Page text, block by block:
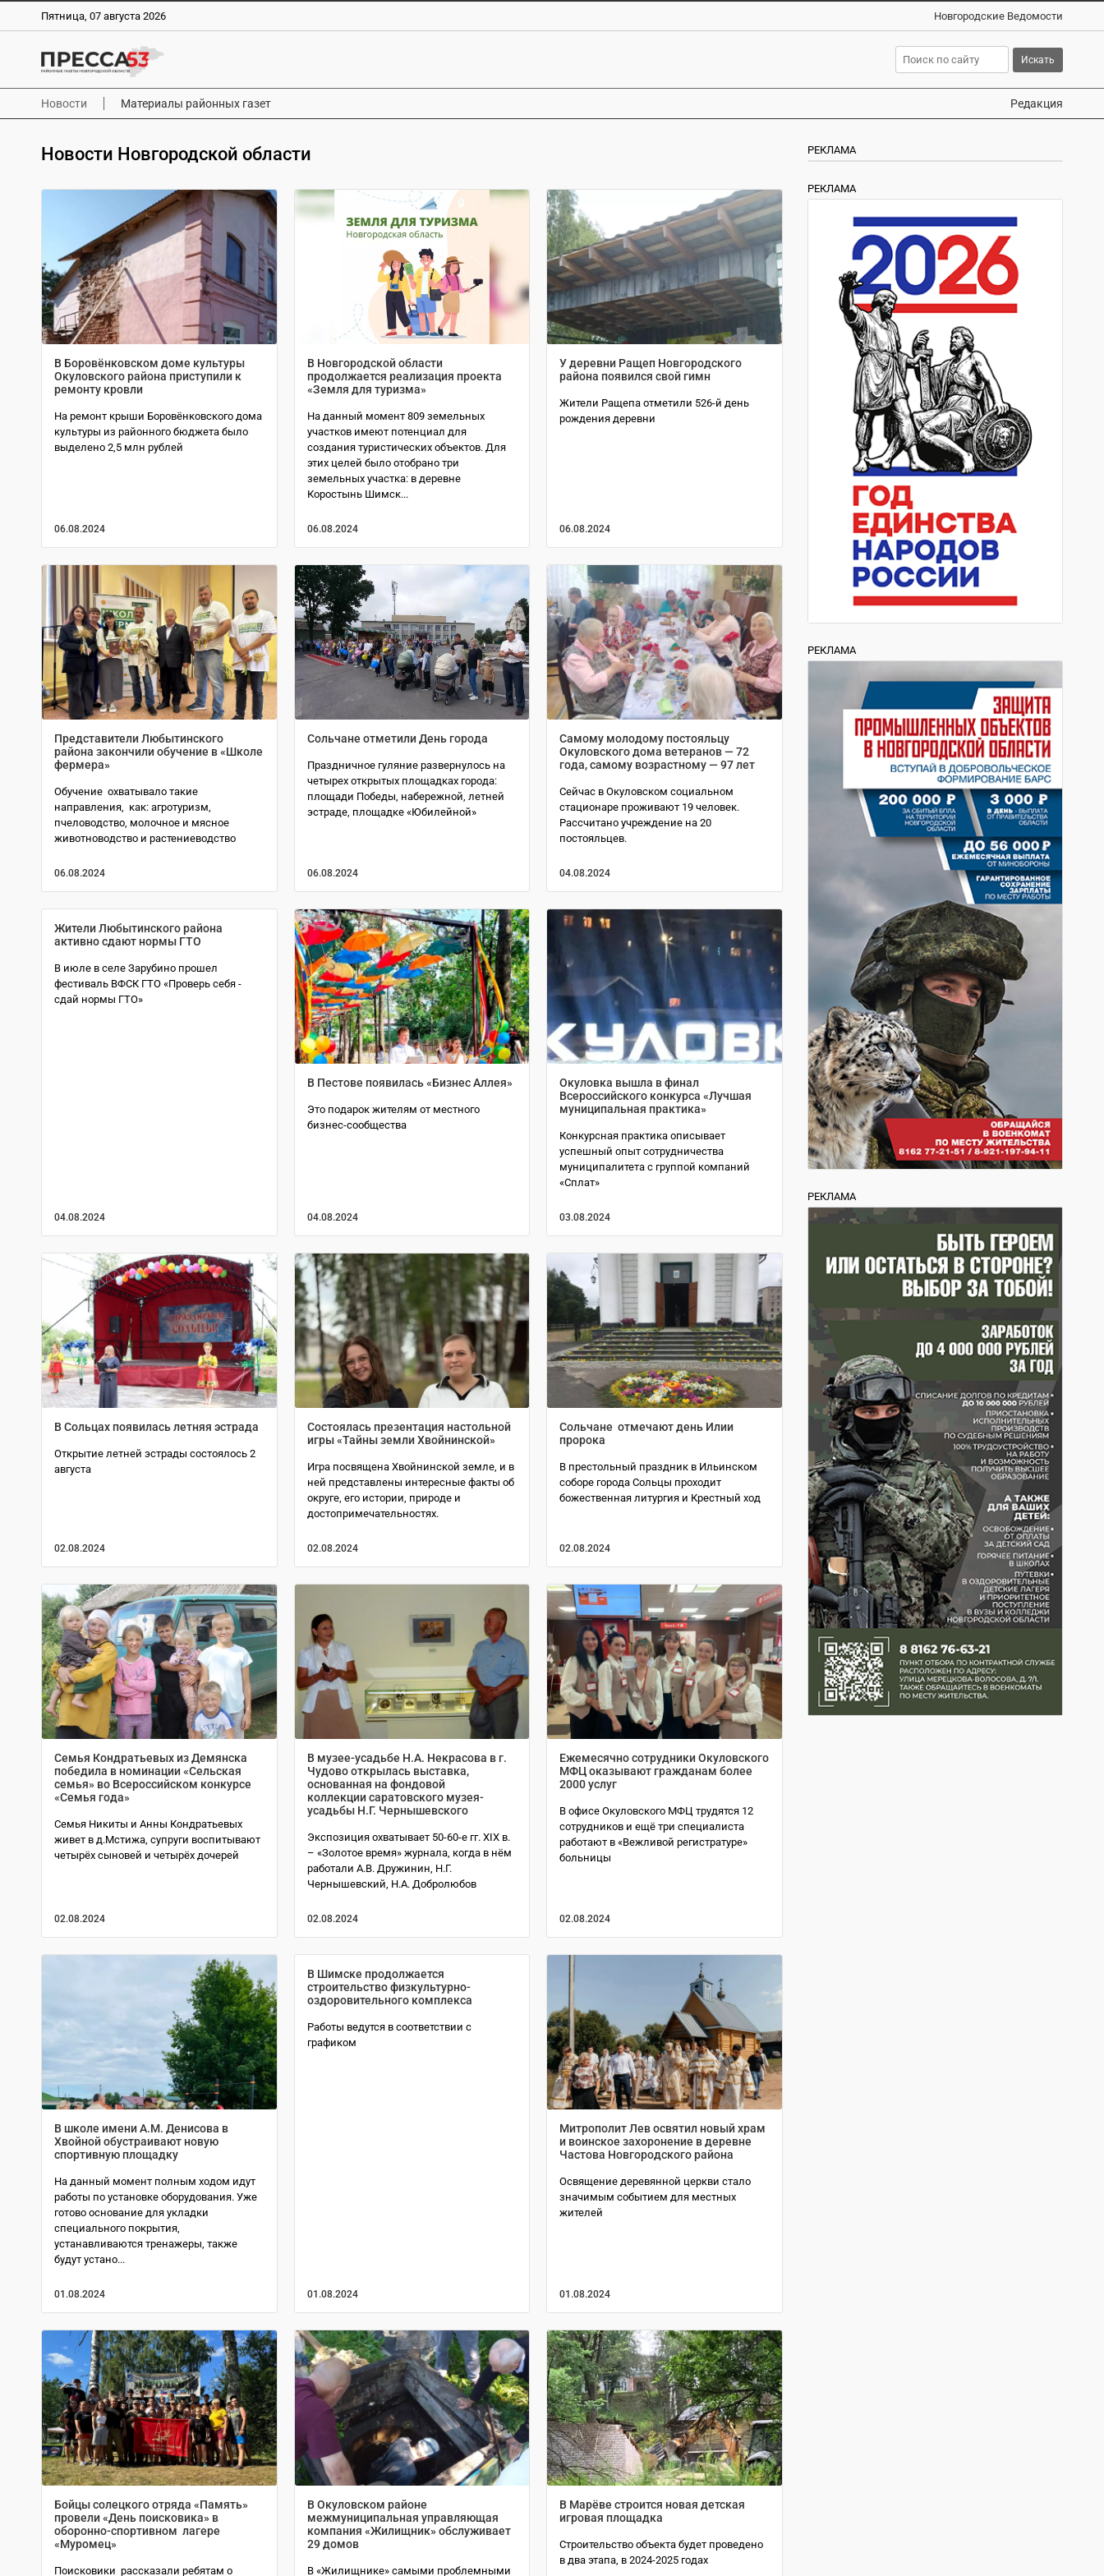
Пятница, 07 августа 2026 Новгородские Ведомости
Новости Материалы районных газет Редакция
Новости Новгородской области
В Боровёнковском доме культуры
Окуловского района приступили к
ремонту кровли
На ремонт крыши Боровёнковского дома
культуры из районного бюджета было
выделено 2,5 млн рублей
06.08.2024
В Новгородской области
продолжается реализация проекта
«Земля для туризма»
На данный момент 809 земельных
участков имеют потенциал для
создания туристических объектов. Для
этих целей было отобрано три
земельных участка: в деревне
Коростынь Шимск...
06.08.2024
У деревни Ращеп Новгородского
района появился свой гимн
Жители Ращепа отметили 526-й день
рождения деревни
06.08.2024
Представители Любытинского
района закончили обучение в «Школе
фермера»
Обучение охватывало такие
направления, как: агротуризм,
пчеловодство, молочное и мясное
животноводство и растениеводство
06.08.2024
Сольчане отметили День города
Праздничное гуляние развернулось на
четырех открытых площадках города:
площади Победы, набережной, летней
эстраде, площадке «Юбилейной»
06.08.2024
Самому молодому постояльцу
Окуловского дома ветеранов — 72
года, самому возрастному — 97 лет
Сейчас в Окуловском социальном
стационаре проживают 19 человек.
Рассчитано учреждение на 20
постояльцев.
04.08.2024
Жители Любытинского района
активно сдают нормы ГТО
В июле в селе Зарубино прошел
фестиваль ВФСК ГТО «Проверь себя -
сдай нормы ГТО»
04.08.2024
В Пестове появилась «Бизнес Аллея»
Это подарок жителям от местного
бизнес-сообщества
04.08.2024
Окуловка вышла в финал
Всероссийского конкурса «Лучшая
муниципальная практика»
Конкурсная практика описывает
успешный опыт сотрудничества
муниципалитета с группой компаний
«Сплат»
03.08.2024
В Сольцах появилась летняя эстрада
Открытие летней эстрады состоялось 2
августа
02.08.2024
Состоялась презентация настольной
игры «Тайны земли Хвойнинской»
Игра посвящена Хвойнинской земле, и в
ней представлены интересные факты об
округе, его истории, природе и
достопримечательностях.
02.08.2024
Сольчане отмечают день Илии
пророка
В престольный праздник в Ильинском
соборе города Сольцы проходит
божественная литургия и Крестный ход
02.08.2024
Семья Кондратьевых из Демянска
победила в номинации «Сельская
семья» во Всероссийском конкурсе
«Семья года»
Семья Никиты и Анны Кондратьевых
живет в д.Мстижа, супруги воспитывают
четырёх сыновей и четырёх дочерей
02.08.2024
В музее-усадьбе Н.А. Некрасова в г.
Чудово открылась выставка,
основанная на фондовой
коллекции саратовского музея-
усадьбы Н.Г. Чернышевского
Экспозиция охватывает 50-60-е гг. XIX в.
– «Золотое время» журнала, когда в нём
работали А.В. Дружинин, Н.Г.
Чернышевский, Н.А. Добролюбов
02.08.2024
Ежемесячно сотрудники Окуловского
МФЦ оказывают гражданам более
2000 услуг
В офисе Окуловского МФЦ трудятся 12
сотрудников и ещё три специалиста
работают в «Вежливой регистратуре»
больницы
02.08.2024
В школе имени А.М. Денисова в
Хвойной обустраивают новую
спортивную площадку
На данный момент полным ходом идут
работы по установке оборудования. Уже
готово основание для укладки
специального покрытия,
устанавливаются тренажеры, также
будут устано...
01.08.2024
В Шимске продолжается
строительство физкультурно-
оздоровительного комплекса
Работы ведутся в соответствии с
графиком
01.08.2024
Митрополит Лев освятил новый храм
и воинское захоронение в деревне
Частова Новгородского района
Освящение деревянной церкви стало
значимым событием для местных
жителей
01.08.2024
Бойцы солецкого отряда «Память»
провели «День поисковика» в
оборонно-спортивном лагере
«Муромец»
Поисковики рассказали ребятам о
В Окуловском районе
межмуниципальная управляющая
компания «Жилищник» обслуживает
29 домов
В «Жилищнике» самыми проблемными
В Марёве строится новая детская
игровая площадка
Строительство объекта будет проведено
в два этапа, в 2024-2025 годах
РЕКЛАМА
РЕКЛАМА
РЕКЛАМА
РЕКЛАМА